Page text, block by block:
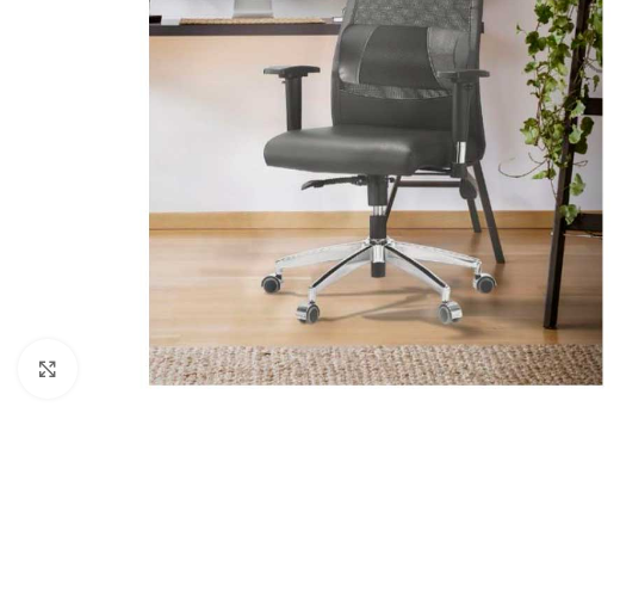
Click to enlarge